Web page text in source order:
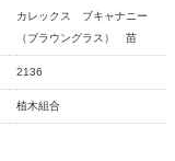
カレックス ブキャナニー
（ブラウングラス） 苗
2136
植木組合